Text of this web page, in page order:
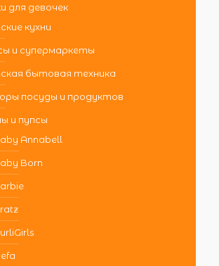
для девочек
кухни
и супермаркеты
бытовая техника
посуды и продуктов
и пупсы
Annabell
Born